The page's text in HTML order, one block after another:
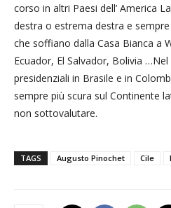
corso in altri Paesi dell’ America
destra o estrema destra e
che soffiano dalla Casa Bianca a
Ecuador, El Salvador, Bolivia
presidenziali in Brasile e in
sempre più scura sul Continente
non sottovalutare.
TAGS Augusto Pinochet Cile